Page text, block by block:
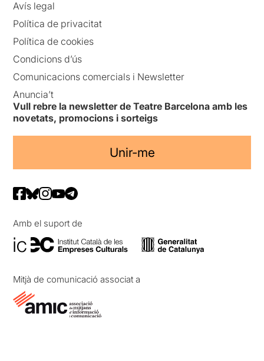
Avís legal
Política de privacitat
Política de cookies
Condicions d’ús
Comunicacions comercials i Newsletter
Anuncia’t
Vull rebre la newsletter de Teatre Barcelona amb les
novetats, promocions i sorteigs
Unir-me
Amb el suport de
Mitjà de comunicació associat a